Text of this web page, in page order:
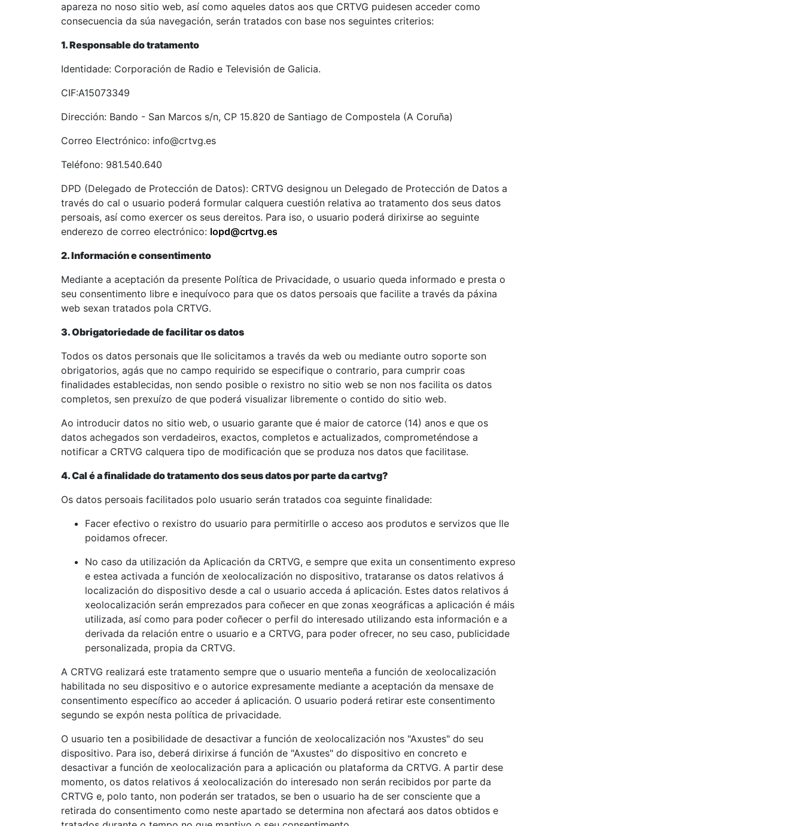
apareza no noso sitio web, así como aqueles datos aos que CRTVG puidesen acceder como
consecuencia da súa navegación, serán tratados con base nos seguintes criterios:
1. Responsable do tratamento
Identidade: Corporación de Radio e Televisión de Galicia.
CIF:A15073349
Dirección: Bando - San Marcos s/n, CP 15.820 de Santiago de Compostela (A Coruña)
Correo Electrónico: info@crtvg.es
Teléfono: 981.540.640
DPD (Delegado de Protección de Datos): CRTVG designou un Delegado de Protección de Datos a
través do cal o usuario poderá formular calquera cuestión relativa ao tratamento dos seus datos
persoais, así como exercer os seus dereitos. Para iso, o usuario poderá dirixirse ao seguinte
enderezo de correo electrónico: lopd@crtvg.es
2. Información e consentimento
Mediante a aceptación da presente Política de Privacidade, o usuario queda informado e presta o
seu consentimento libre e inequívoco para que os datos persoais que facilite a través da páxina
web sexan tratados pola CRTVG.
3. Obrigatoriedade de facilitar os datos
Todos os datos personais que lle solicitamos a través da web ou mediante outro soporte son
obrigatorios, agás que no campo requirido se especifique o contrario, para cumprir coas
finalidades establecidas, non sendo posible o rexistro no sitio web se non nos facilita os datos
completos, sen prexuízo de que poderá visualizar libremente o contido do sitio web.
Ao introducir datos no sitio web, o usuario garante que é maior de catorce (14) anos e que os
datos achegados son verdadeiros, exactos, completos e actualizados, comprometéndose a
notificar a CRTVG calquera tipo de modificación que se produza nos datos que facilitase.
4. Cal é a finalidade do tratamento dos seus datos por parte da cartvg?
Os datos persoais facilitados polo usuario serán tratados coa seguinte finalidade:
Facer efectivo o rexistro do usuario para permitirlle o acceso aos produtos e servizos que lle
poidamos ofrecer.
No caso da utilización da Aplicación da CRTVG, e sempre que exita un consentimento expreso
e estea activada a función de xeolocalización no dispositivo, trataranse os datos relativos á
localización do dispositivo desde a cal o usuario acceda á aplicación. Estes datos relativos á
xeolocalización serán emprezados para coñecer en que zonas xeográficas a aplicación é máis
utilizada, así como para poder coñecer o perfil do interesado utilizando esta información e a
derivada da relación entre o usuario e a CRTVG, para poder ofrecer, no seu caso, publicidade
personalizada, propia da CRTVG.
A CRTVG realizará este tratamento sempre que o usuario menteña a función de xeolocalización
habilitada no seu dispositivo e o autorice expresamente mediante a aceptación da mensaxe de
consentimento específico ao acceder á aplicación. O usuario poderá retirar este consentimento
segundo se expón nesta política de privacidade.
O usuario ten a posibilidade de desactivar a función de xeolocalización nos "Axustes" do seu
dispositivo. Para iso, deberá dirixirse á función de "Axustes" do dispositivo en concreto e
desactivar a función de xeolocalización para a aplicación ou plataforma da CRTVG. A partir dese
momento, os datos relativos á xeolocalización do interesado non serán recibidos por parte da
CRTVG e, polo tanto, non poderán ser tratados, se ben o usuario ha de ser consciente que a
retirada do consentimento como neste apartado se determina non afectará aos datos obtidos e